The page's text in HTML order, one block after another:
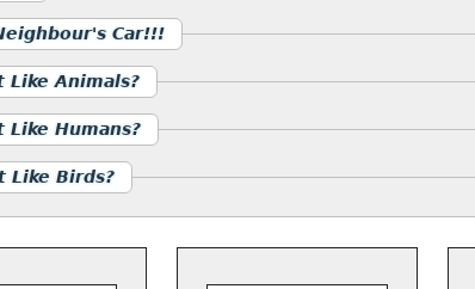
Car!!!
Like Animals?
Like Humans?
Like Birds?